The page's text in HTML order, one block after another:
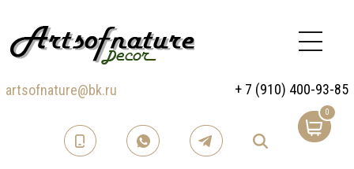
artsofnature@bk.ru + 7 (910) 400-93-85
0